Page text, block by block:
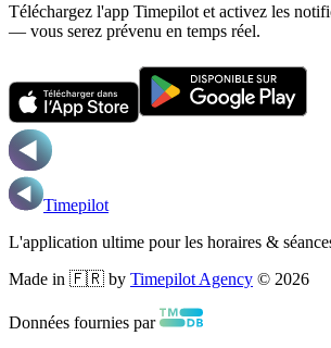
Téléchargez l'app Timepilot et activez les
— vous serez prévenu en temps réel.
Timepilot
L'application ultime pour les horaires &
Made in 🇫🇷 by Timepilot Agency © 2026
Données fournies par